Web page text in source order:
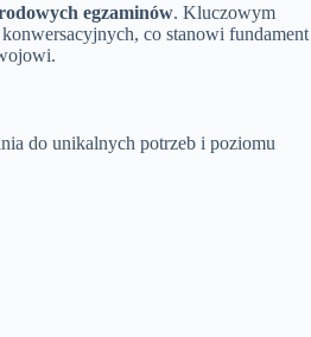
egzaminów. Kluczowym
co stanowi fundament
do unikalnych potrzeb i poziomu